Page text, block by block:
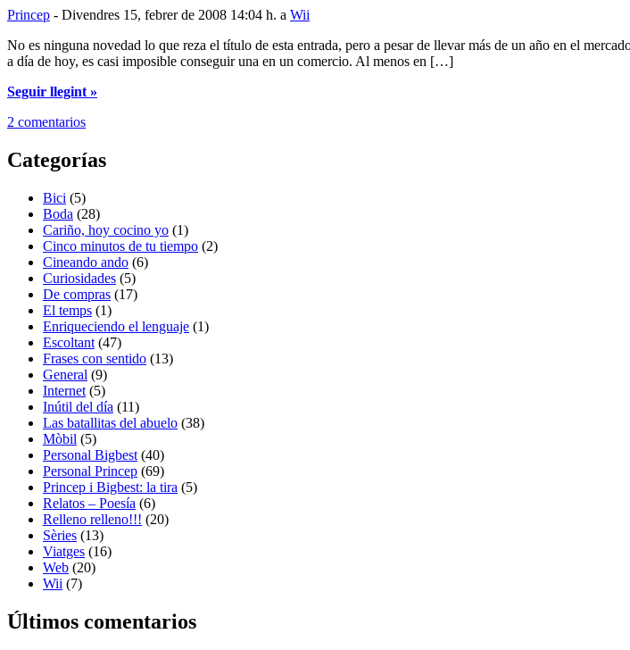
Princep - Divendres 15, febrer de 2008 14:04 h. a Wii
No es ninguna novedad lo que reza el título de esta entrada, pero a pesar de llevar más de un año en el
a día de hoy, es casi imposible conseguir una en un comercio. Al menos en […]
Seguir llegint »
2 comentarios
Categorías
Bici (5)
Boda (28)
Cariño, hoy cocino yo (1)
Cinco minutos de tu tiempo (2)
Cineando ando (6)
Curiosidades (5)
De compras (17)
El temps (1)
Enriqueciendo el lenguaje (1)
Escoltant (47)
Frases con sentido (13)
General (9)
Internet (5)
Inútil del día (11)
Las batallitas del abuelo (38)
Mòbil (5)
Personal Bigbest (40)
Personal Princep (69)
Princep i Bigbest: la tira (5)
Relatos – Poesía (6)
Relleno relleno!!! (20)
Sèries (13)
Viatges (16)
Web (20)
Wii (7)
Últimos comentarios